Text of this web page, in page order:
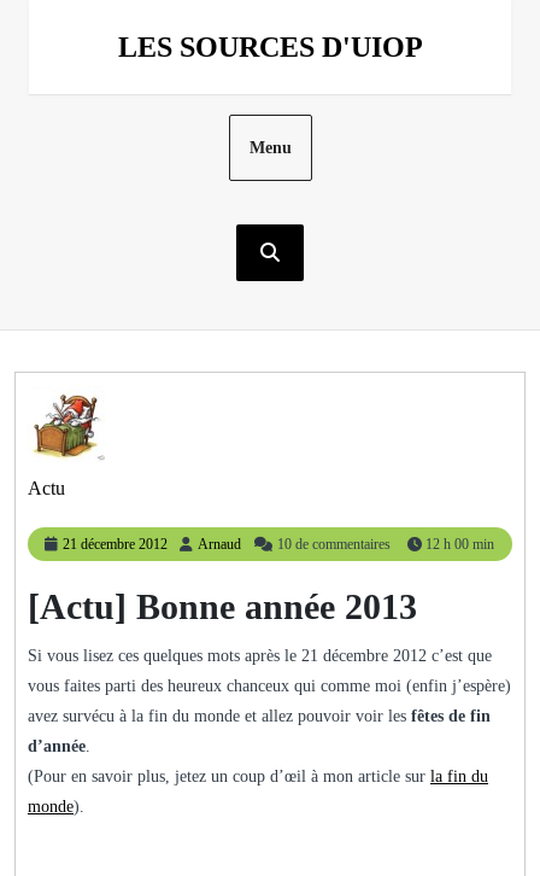
LES SOURCES D'UIOP
Menu
Actu
21 décembre 2012
21
décembre
Arnaud Arnaud10 de commentaires 12 h 00 min
[Actu] Bonne année 2013
Si vous lisez ces quelques mots après le 21 décembre 2012 c’est que
vous faites parti des heureux chanceux qui comme moi (enfin j’espère)
avez survécu à la fin du monde et allez pouvoir voir les fêtes de fin
d’année.
(Pour en savoir plus, jetez un coup d’œil à mon article sur la fin du
monde).